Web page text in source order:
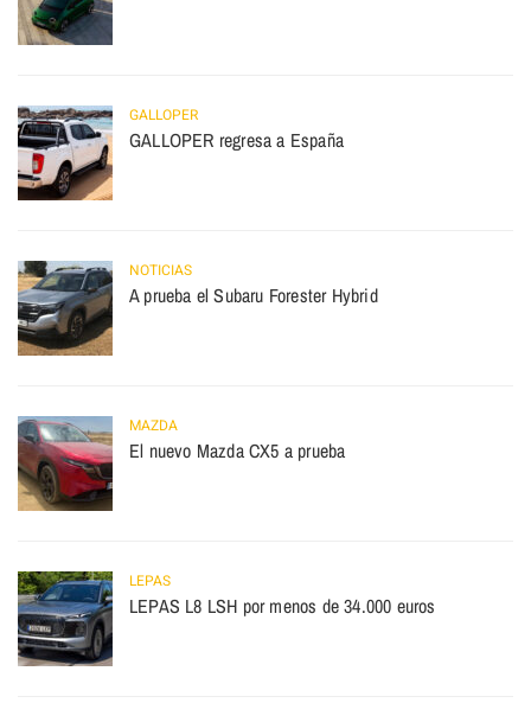
GALLOPER
GALLOPER regresa a España
NOTICIAS
A prueba el Subaru Forester Hybrid
MAZDA
El nuevo Mazda CX5 a prueba
LEPAS
LEPAS L8 LSH por menos de 34.000 euros